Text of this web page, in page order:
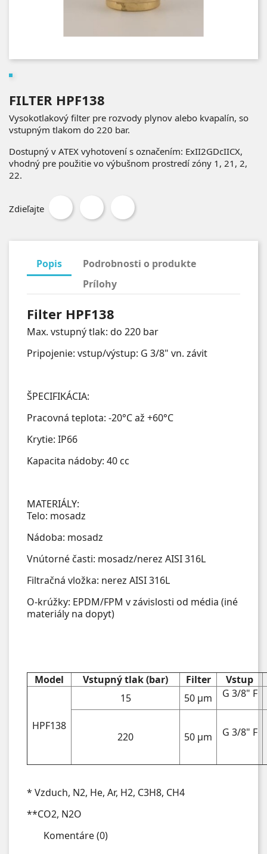
FILTER HPF138
Vysokotlakový filter pre rozvody plynov alebo kvapalín, so
vstupným tlakom do 220 bar.
Dostupný v ATEX vyhotovení s označením: ExII2GDcIICX,
vhodný pre použitie vo výbušnom prostredí zóny 1, 21, 2,
22.
Zdieľajte
Popis
Podrobnosti o produkte
Prílohy
Filter HPF138
Max. vstupný tlak: do 220 bar
Pripojenie: vstup/výstup: G 3/8" vn. závit
ŠPECIFIKÁCIA:
Pracovná teplota: -20°C až +60°C
Krytie: IP66
Kapacita nádoby: 40 cc
MATERIÁLY:
Telo: mosadz
Nádoba: mosadz
Vnútorné časti: mosadz/nerez AISI 316L
Filtračná vložka: nerez AISI 316L
O-krúžky: EPDM/FPM v závislosti od média (iné
materiály na dopyt)
Model Vstupný tlak (bar) Filter Vstup
HPF138
15 50 µm G 3/8" F
220 50 µm G 3/8" F
* Vzduch, N2, He, Ar, H2, C3H8, CH4
**CO2, N2O
Komentáre (0)